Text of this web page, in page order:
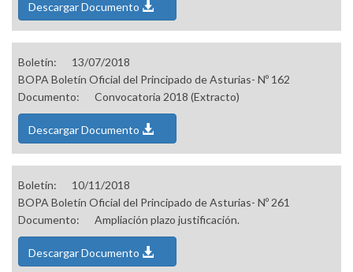
Descargar Documento
Boletín:
13/07/2018
BOPA Boletín Oficial del Principado de Asturias- Nº 162
Documento:
Convocatoria 2018 (Extracto)
Descargar Documento
Boletín:
10/11/2018
BOPA Boletín Oficial del Principado de Asturias- Nº 261
Documento:
Ampliación plazo justificación.
Descargar Documento